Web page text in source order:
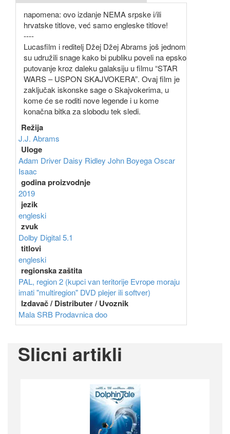
napomena: ovo izdanje NEMA srpske i/ili
hrvatske titlove, već samo engleske titlove!
----
Lucasfilm i reditelj Džej Džej Abrams još jednom
su udružili snage kako bi publiku poveli na epsko
putovanje kroz daleku galaksiju u filmu “STAR
WARS – USPON SKAJVOKERA”. Ovaj film je
zaključak iskonske sage o Skajvokerima, u
kome će se roditi nove legende i u kome
konačna bitka za slobodu tek sledi.
Režija
J.J. Abrams
Uloge
Adam Driver Daisy Ridley John BoyegaOscar
Isaac
godina proizvodnje
2019
jezik
engleski
zvuk
Dolby Digital 5.1
titlovi
engleski
regionska zaštita
PAL, region 2 (kupci van teritorije Evrope moraju
imati "multiregion" DVD plejer ili softver)
Izdavač / Distributer / Uvoznik
Mala SRB Prodavnica doo
Slicni artikli